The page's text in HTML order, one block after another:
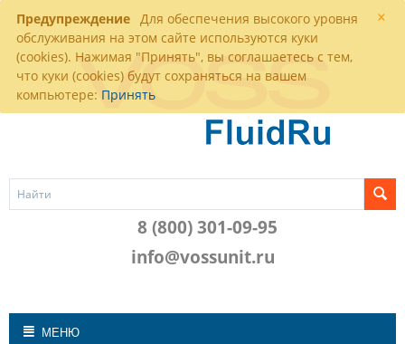
×
Предупреждение Для обеспечения высокого уровня
обслуживания на этом сайте используются куки
(cookies). Нажимая "Принять", вы соглашаетесь с тем,
что куки (cookies) будут сохраняться на вашем
компьютере: Принять
8 (800) 301-09-95
info@vossunit.ru
МЕНЮ